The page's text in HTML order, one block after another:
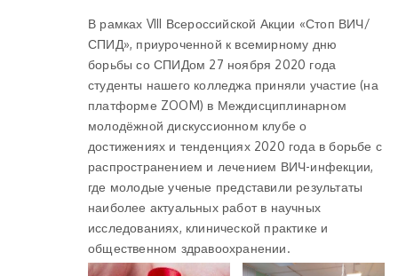
В рамках VIII Всероссийской Акции «Стоп ВИЧ/
СПИД», приуроченной к всемирному дню
борьбы со СПИДом 27 ноября 2020 года
студенты нашего колледжа приняли участие (на
платформе ZOOM) в Междисциплинарном
молодёжной дискуссионном клубе о
достижениях и тенденциях 2020 года в борьбе с
распространением и лечением ВИЧ-инфекции,
где молодые ученые представили результаты
наиболее актуальных работ в научных
исследованиях, клинической практике и
общественном здравоохранении.